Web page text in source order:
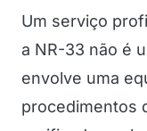
Um serviço
a NR-33 não é
envolve uma
procedimentos